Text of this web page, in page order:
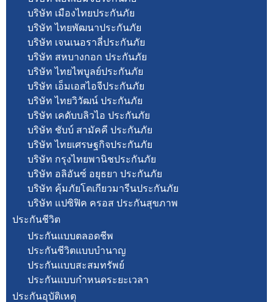
บริษัท เมืองไทยประกันภัย
บริษัท ไทยพัฒนาประกันภัย
บริษัท เจนเนอราลี่ประกันภัย
บริษัท สหบางกอก ประกันภัย
บริษัท ไทยไพบูลย์ประกันภัย
บริษัท เอ็มเอสไอจีประกันภัย
บริษัท ไทยวิวัฒน์ ประกันภัย
บริษัท เคดับบลิวไอ ประกันภัย
บริษัท ชับบ์ สามัคคี ประกันภัย
บริษัท ไทยเศรษฐกิจประกันภัย
บริษัท กรุงไทยพานิชประกันภัย
บริษัท อลิอันซ์ อยุธยา ประกันภัย
บริษัท คุ้มภัยโตเกียวมารีนประกันภัย
บริษัท แปซิฟิค ครอส ประกันสุขภาพ
ประกันชีวิต
ประกันแบบตลอดชีพ
ประกันชีวิตแบบบำนาญ
ประกันแบบสะสมทรัพย์
ประกันแบบกำหนดระยะเวลา
ประกันอุบัติเหตุ